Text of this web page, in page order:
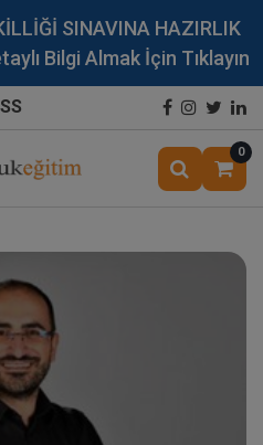
SINAVINA HAZIRLIK
Bilgi Almak İçin Tıklayın
0